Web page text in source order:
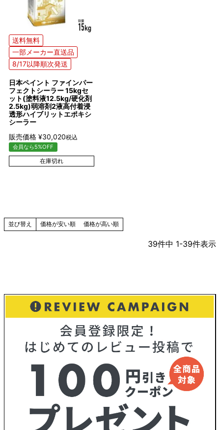
送料無料
一部メーカー直送品
8/17以降順次発送
日本ペイント ファインパー
フェクトシーラー 15kgセ
ット(塗料液12.5kg/硬化剤
2.5kg)弱溶剤2液高付着浸
透形ハイブリットエポキシ
シーラー
販売価格 ¥30,020税込
会員なら5%OFF
在庫切れ
並び替え 価格が安い順 価格が高い順
39件中 1-39件表示